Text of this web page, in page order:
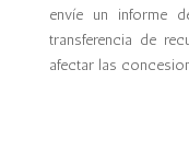
envíe un informe
transferencia de
afectar las